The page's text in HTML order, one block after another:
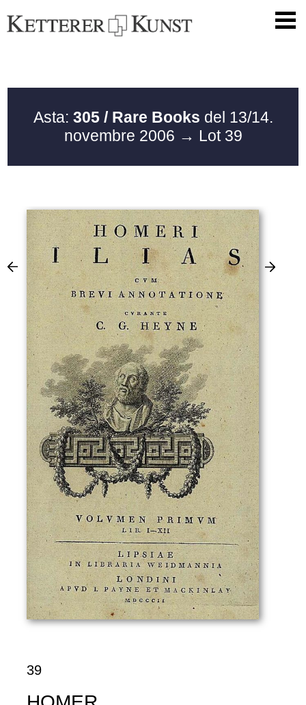
Asta: 305 / Rare Books del 13/14.
novembre 2006 → Lot 39
39